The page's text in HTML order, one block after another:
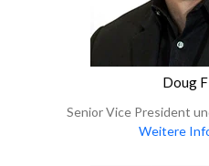
Doug
Senior Vice President
Weitere